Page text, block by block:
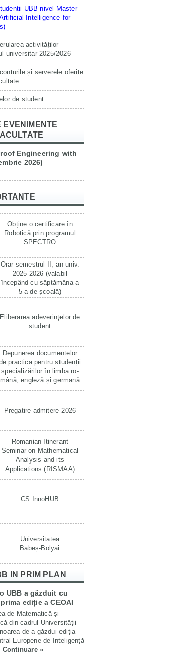
UBB nivel Master
Intelligence for
activităților
universitar 2025/2026
și serverele oferite
de student
Engineering with
2026)
Obține o certificare în
Robotică prin programul
SPECTRO
Orar semestrul II, an univ.
2025-2026 (valabil
începând cu săptămâna a
5-a de școală)
Eliberarea adeverinţelor de
student
Depunerea documentelor
practica pentru studenții
specializărilor în limba ro­
mână, engleză și germană
Pregatire admitere 2026
Romanian Itinerant
Seminar on Mathematical
Analysis and its
Applications (RISMAA)
CS InnoHUB
Universitatea
Babeș-Bolyai
IN PRIM PLAN
UBB a găzduit cu
ediție a CEOAI
de Matematică și
din cadrul Universității
de a găzdui ediția
Europene de Inteligență
Continuare »